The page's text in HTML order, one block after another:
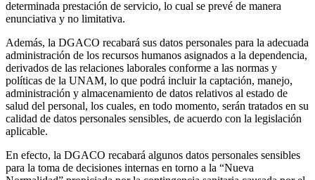
determinada prestación de servicio, lo cual se prevé de manera
enunciativa y no limitativa.
Además, la DGACO recabará sus datos personales para la adecuada
administración de los recursos humanos asignados a la dependencia,
derivados de las relaciones laborales conforme a las normas y
políticas de la UNAM, lo que podrá incluir la captación, manejo,
administración y almacenamiento de datos relativos al estado de
salud del personal, los cuales, en todo momento, serán tratados en su
calidad de datos personales sensibles, de acuerdo con la legislación
aplicable.
En efecto, la DGACO recabará algunos datos personales sensibles
para la toma de decisiones internas en torno a la “Nueva